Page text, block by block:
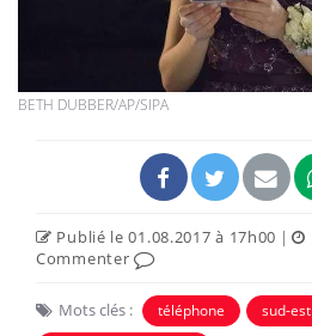
BETH DUBBER/AP/SIPA
Publié le 01.08.2017 à 17h00 |
Commenter
Mots clés : téléphone sud-est